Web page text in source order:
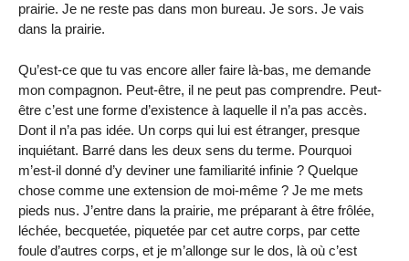
prairie. Je ne reste pas dans mon bureau. Je sors. Je vais
dans la prairie.
Qu’est-ce que tu vas encore aller faire là-bas, me demande
mon compagnon. Peut-être, il ne peut pas comprendre. Peut-
être c’est une forme d’existence à laquelle il n’a pas accès.
Dont il n’a pas idée. Un corps qui lui est étranger, presque
inquiétant. Barré dans les deux sens du terme. Pourquoi
m’est-il donné d’y deviner une familiarité infinie ? Quelque
chose comme une extension de moi-même ? Je me mets
pieds nus. J’entre dans la prairie, me préparant à être frôlée,
léchée, becquetée, piquetée par cet autre corps, par cette
foule d’autres corps, et je m’allonge sur le dos, là où c’est